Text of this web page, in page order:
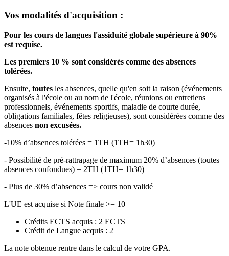
Vos modalités d'acquisition :
Pour les cours de langues l'assiduité globale supérieure à 90%
est requise.
Les premiers 10 % sont considérés comme des absences
tolérées.
Ensuite, toutes les absences, quelle qu'en soit la raison (événements
organisés à l'école ou au nom de l'école, réunions ou entretiens
professionnels, événements sportifs, maladie de courte durée,
obligations familiales, fêtes religieuses), sont considérées comme des
absences non excusées.
-10% d’absences tolérées = 1TH (1TH= 1h30)
- Possibilité de pré-rattrapage de maximum 20% d’absences (toutes
absences confondues) = 2TH (1TH= 1h30)
- Plus de 30% d’absences => cours non validé
L'UE est acquise si Note finale >= 10
Crédits ECTS acquis : 2 ECTS
Crédit de Langue acquis : 2
La note obtenue rentre dans le calcul de votre GPA.